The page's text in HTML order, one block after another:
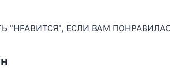
"НРАВИТСЯ", ЕСЛИ ВАМ